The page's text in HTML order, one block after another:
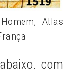
Atlas
com